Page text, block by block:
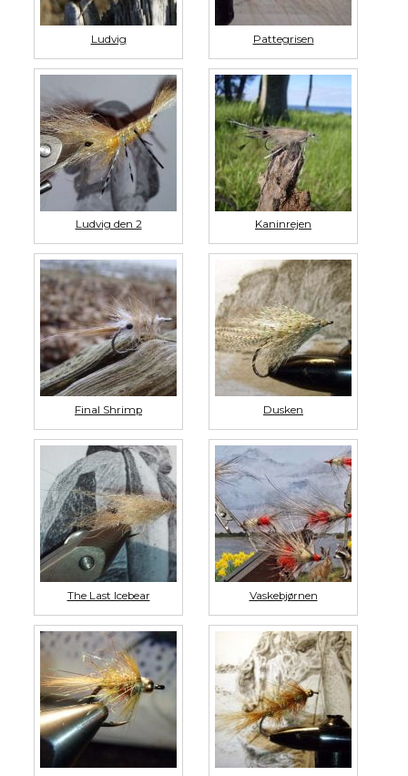
Ludvig Pattegrisen
Ludvig den 2 Kaninrejen
Final Shrimp Dusken
The Last Icebear Vaskebjørnen